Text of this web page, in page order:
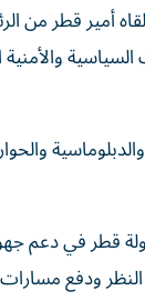
أمير قطر
والأمنية
قطر في دعم
ودفع